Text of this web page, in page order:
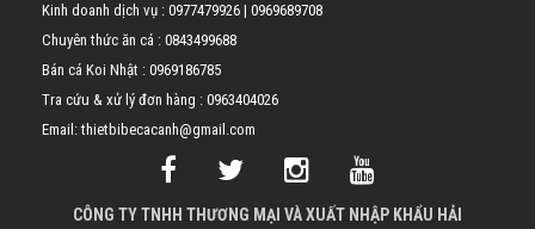
Kinh doanh dịch vụ : 0977479926 | 0969689708
Chuyên thức ăn cá : 0843499688
Bán cá Koi Nhật : 0969186785
Tra cứu & xử lý đơn hàng : 0963404026
Email: thietbibecacanh@gmail.com
CÔNG TY TNHH THƯƠNG MẠI VÀ XUẤT NHẬP KHẨU HẢI